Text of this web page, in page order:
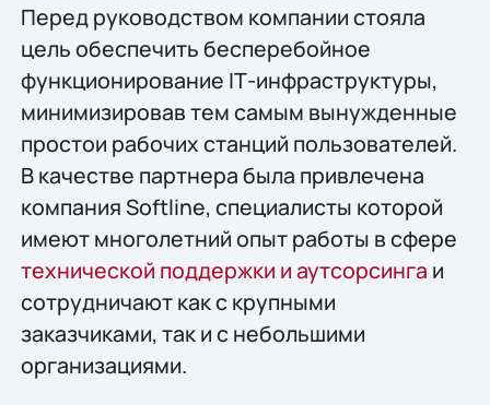
Перед руководством компании стояла
цель обеспечить бесперебойное
функционирование IТ-инфраструктуры,
минимизировав тем самым вынужденные
простои рабочих станций пользователей.
В качестве партнера была привлечена
компания Softline, специалисты которой
имеют многолетний опыт работы в сфере
технической поддержки и аутсорсинга и
сотрудничают как с крупными
заказчиками, так и с небольшими
организациями.